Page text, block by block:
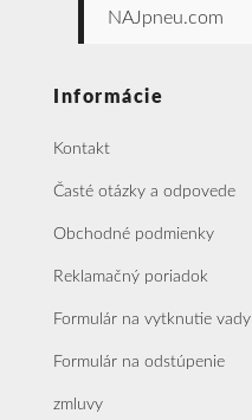
NAJpneu.com
Informácie
Kontakt
Časté otázky a odpovede
Obchodné podmienky
Reklamačný poriadok
Formulár na vytknutie vady
Formulár na odstúpenie
zmluvy